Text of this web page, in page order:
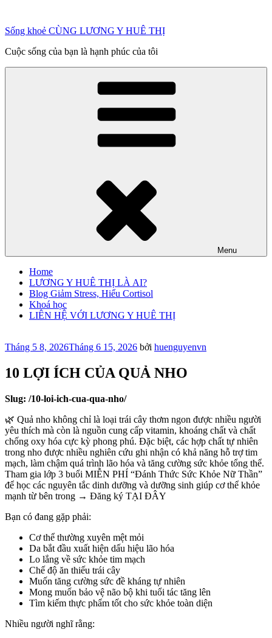
phần
dung
Sống khoẻ CÙNG LƯƠNG Y HUÊ THỊ
Cuộc sống của bạn là hạnh phúc của tôi
Menu
Home
LƯƠNG Y HUÊ THỊ LÀ AI?
Blog Giảm Stress, Hiểu Cortisol
Khoá học
LIÊN HỆ VỚI LƯƠNG Y HUÊ THỊ
Đăng
Tháng 5 8, 2026Tháng 6 15, 2026 bởi huenguyenvn
10 LỢI ÍCH CỦA QUẢ NHO
Slug: /10-loi-ich-cua-qua-nho/
🌿 Quả nho không chỉ là loại trái cây thơm ngon được nhiều người
yêu thích mà còn là nguồn cung cấp vitamin, khoáng chất và chất
chống oxy hóa cực kỳ phong phú. Đặc biệt, các hợp chất tự nhiên
trong nho được nhiều nghiên cứu ghi nhận có khả năng hỗ trợ tim
mạch, làm chậm quá trình lão hóa và tăng cường sức khỏe tổng thể.
Tham gia lớp 3 buổi MIỄN PHÍ “Đánh Thức Sức Khỏe Nữ Thần”
để học các nguyên tắc dinh dưỡng và dưỡng sinh giúp cơ thể khỏe
mạnh từ bên trong → Đăng ký TẠI ĐÂY
Bạn có đang gặp phải:
Cơ thể thường xuyên mệt mỏi
Da bắt đầu xuất hiện dấu hiệu lão hóa
Lo lắng về sức khỏe tim mạch
Chế độ ăn thiếu trái cây
Muốn tăng cường sức đề kháng tự nhiên
Mong muốn bảo vệ não bộ khi tuổi tác tăng lên
Tìm kiếm thực phẩm tốt cho sức khỏe toàn diện
Nhiều người nghĩ rằng: